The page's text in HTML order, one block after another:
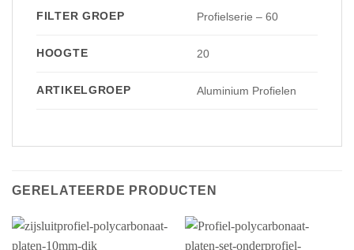
FILTER GROEP Profielserie – 60
HOOGTE 20
ARTIKELGROEP Aluminium Profielen
GERELATEERDE PRODUCTEN